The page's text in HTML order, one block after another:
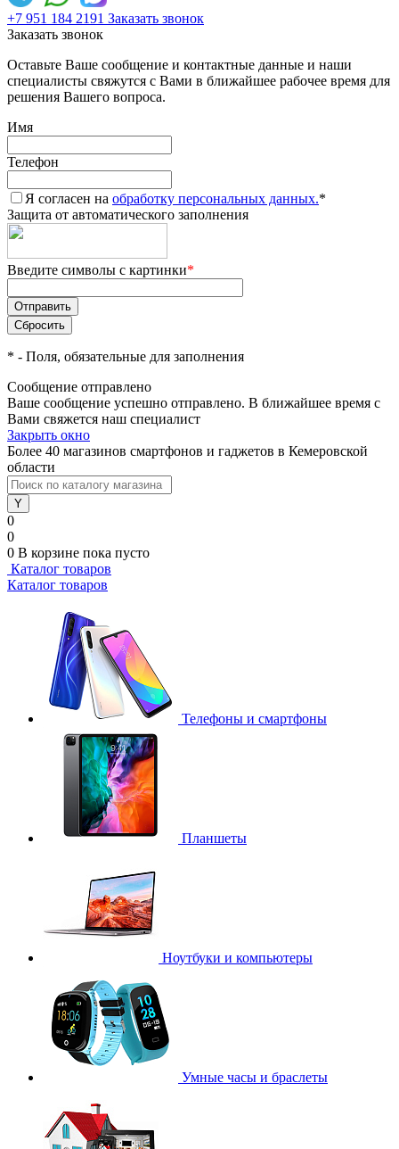
+7 951 184 2191 Заказать звонок
Заказать звонок
Оставьте Ваше сообщение и контактные данные и наши
специалисты свяжутся с Вами в ближайшее рабочее время для
решения Вашего вопроса.
Имя
Телефон
Я согласен на обработку персональных данных.*
Защита от автоматического заполнения
Введите символы с картинки*
* - Поля, обязательные для заполнения
Сообщение отправлено
Ваше сообщение успешно отправлено. В ближайшее время с
Вами свяжется наш специалист
Закрыть окно
Более 40 магазинов смартфонов и гаджетов в Кемеровской
области
0
0
0 В корзине пока пусто
Каталог товаров
Каталог товаров
Телефоны и смартфоны
Планшеты
Ноутбуки и компьютеры
Умные часы и браслеты